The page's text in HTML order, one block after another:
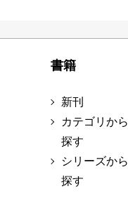
書籍
新刊
カテゴリから
探す
シリーズから
探す